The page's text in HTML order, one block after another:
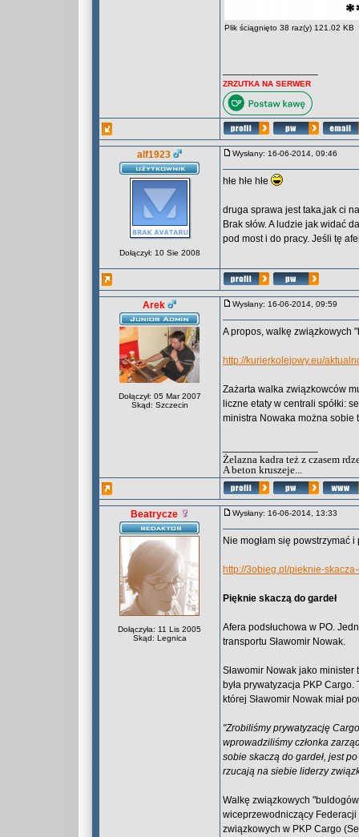
Plik ściągnięto 38 raz(y) 121.02 KB
ZRZUTKA NA SERWER
alf1923
Dołączył: 10 Sie 2008
Wysłany: 16-06-2014, 09:46
hłe hłe hłe
druga sprawa jest taka,jak ci
Brak słów. A ludzie jak widać
pod most i do pracy. Jeśli tę
Arek
Dołączył: 05 Mar 2007
Skąd: Szczecin
Wysłany: 16-06-2014, 09:59
A propos, walkę związkowych
http://kurierkolejowy.eu/
Zażarta walka związkowców
liczne etaty w centrali spółki:
ministra Nowaka można sobie
Żelazna kadra też z czasem
A beton kruszeje...
Beatrycze
Dołączyła: 11 Lis 2005
Skąd: Legnica
Wysłany: 16-06-2014, 13:33
Nie mogłam się powstrzymać i
http://3obieg.pl/pieknie-
Pięknie skaczą do gardeł
Afera podsłuchowa w PO.
transportu Sławomir Nowak.
Sławomir Nowak jako
była prywatyzacja PKP
której Sławomir Nowak miał
"Zrobiliśmy prywatyzację
wprowadziliśmy członka
sobie skaczą do gardeł, jest
rzucają na siebie liderzy
Walkę związkowych
wiceprzewodniczący
związkowych w PKP Cargo